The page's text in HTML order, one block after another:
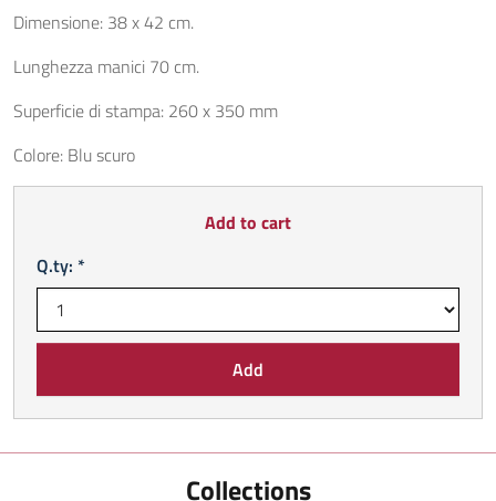
Dimensione: 38 x 42 cm.
Lunghezza manici 70 cm.
Superficie di stampa: 260 x 350 mm
Colore: Blu scuro
Add to cart
Q.ty: *
Collections